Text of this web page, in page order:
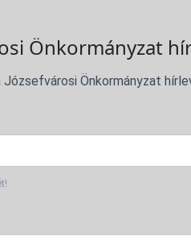
Önkormányzat
Önkormányzat